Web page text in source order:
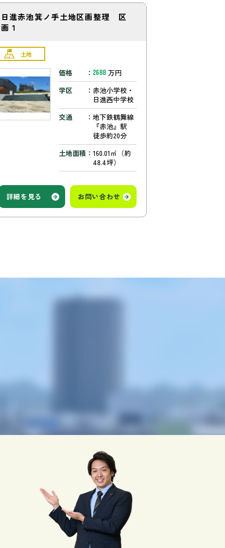
日進赤池箕ノ手土地区画整理 区
画１
土地
価格 2688 万円
学区
赤池小学校・
日進西中学校
交通
地下鉄鶴舞線
『赤池』駅
徒歩約20分
土地面積
160.01㎡（約
48.4坪）
詳細を見る お問い合わせ